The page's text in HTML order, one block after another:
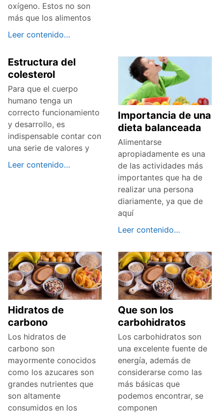
oxígeno. Estos no son
más que los alimentos
Leer contenido…
Estructura del
colesterol
Para que el cuerpo
humano tenga un
correcto funcionamiento
y desarrollo, es
indispensable contar con
una serie de valores y
Leer contenido…
Importancia de una
dieta balanceada
Alimentarse
apropiadamente es una
de las actividades más
importantes que ha de
realizar una persona
diariamente, ya que de
aquí
Leer contenido…
Hidratos de
carbono
Los hidratos de
carbono son
mayormente conocidos
como los azucares son
grandes nutrientes que
son altamente
consumidos en los
Que son los
carbohidratos
Los carbohidratos son
una excelente fuente de
energía, además de
considerarse como las
más básicas que
podemos encontrar, se
componen